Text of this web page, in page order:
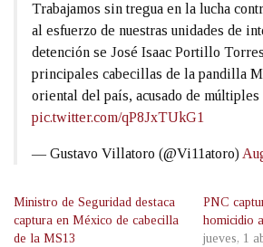
Trabajamos sin tregua en la lucha
al esfuerzo de nuestras unidades de
detención se José Isaac Portillo
principales cabecillas de la pandilla
oriental del país, acusado de múltiples
pic.twitter.com/qP8JxTUkG1
— Gustavo Villatoro (@Vi11atoro)
Ministro de Seguridad destaca
captura en México de cabecilla
de la MS13
PNC
homicidio
jueves, 1